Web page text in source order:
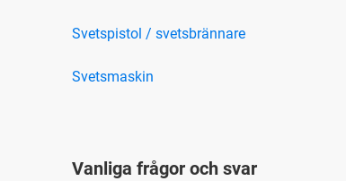
Svetspistol / svetsbrännare
Svetsmaskin
Vanliga frågor och svar